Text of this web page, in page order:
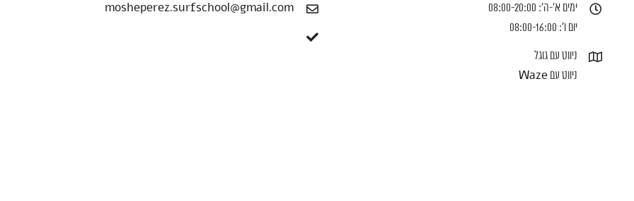
ימים א'-ה': 08:00-20:00
יום ו': 08:00-16:00
ניווט עם גוגל
ניווט עם Waze
mosheperez.surfschool@gmail.com